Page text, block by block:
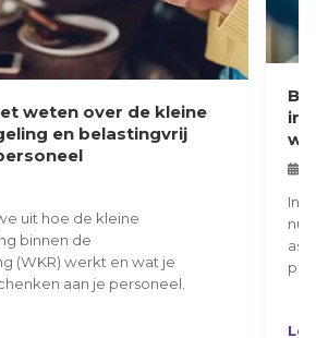
weten over de kleine
en belastingvrij
uit hoe de kleine
binnen de
(WKR) werkt en wat je
aan je personeel.
in
7
In